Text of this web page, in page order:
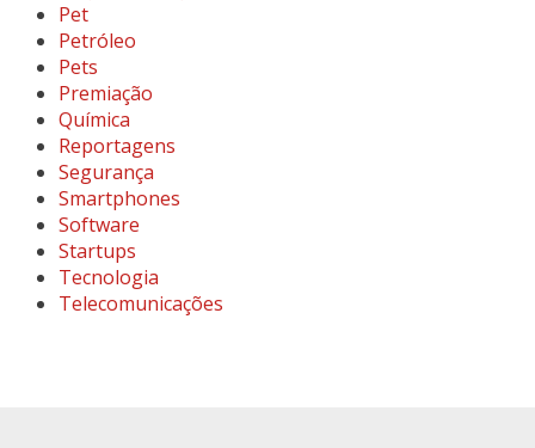
Pet
Petróleo
Pets
Premiação
Química
Reportagens
Segurança
Smartphones
Software
Startups
Tecnologia
Telecomunicações